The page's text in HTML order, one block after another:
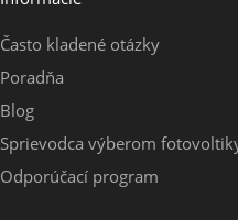
Často kladené otázky
Poradňa
Blog
Sprievodca výberom
Odporúčací program